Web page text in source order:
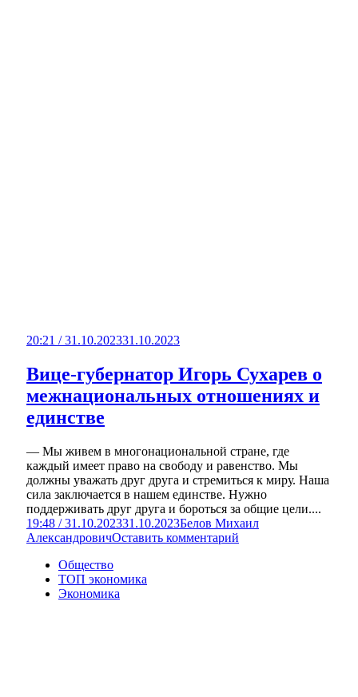
20:21 / 31.10.202331.10.2023
Вице-губернатор Игорь Сухарев о
межнациональных отношениях и
единстве
— Мы живем в многонациональной стране, где
каждый имеет право на свободу и равенство. Мы
должны уважать друг друга и стремиться к миру. Наша
сила заключается в нашем единстве. Нужно
поддерживать друг друга и бороться за общие цели....
19:48 / 31.10.202331.10.2023Белов Михаил
АлександровичОставить комментарий
Общество
ТОП экономика
Экономика